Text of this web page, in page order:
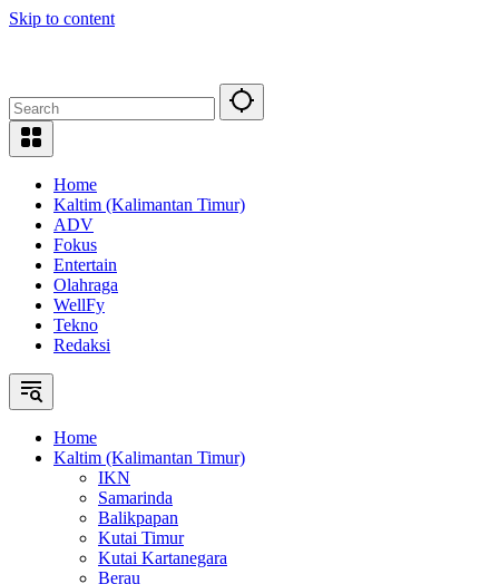
Skip to content
Home
Kaltim (Kalimantan Timur)
ADV
Fokus
Entertain
Olahraga
WellFy
Tekno
Redaksi
Home
Kaltim (Kalimantan Timur)
IKN
Samarinda
Balikpapan
Kutai Timur
Kutai Kartanegara
Berau